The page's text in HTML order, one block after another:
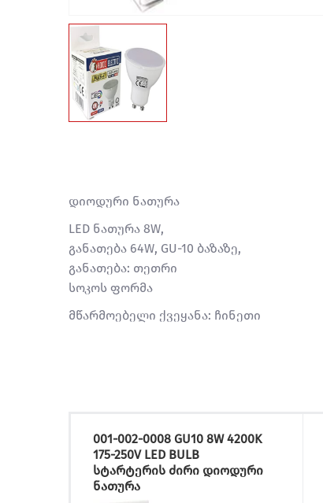
დიოდური ნათურა
LED ნათურა 8W,
განათება 64W, GU-10 ბაზაზე,
განათება: თეთრი
სოკოს ფორმა
მწარმოებელი ქვეყანა: ჩინეთი
001-002-0008 GU10 8W 4200K
175-250V LED BULB
სტარტერის ძირი დიოდური
ნათურა